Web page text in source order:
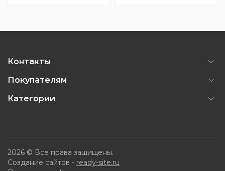
Контакты
Покупателям
Категории
2026 © Все права защищены.
Создание сайтов - ready-site.ru